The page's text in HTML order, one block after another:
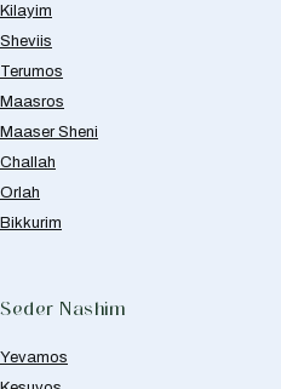
Kilayim
Sheviis
Terumos
Maasros
Maaser Sheni
Challah
Orlah
Bikkurim
Seder Nashim
Yevamos